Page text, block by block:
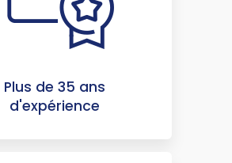
Plus de 35 ans
d'expérience